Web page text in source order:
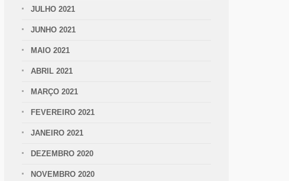
JULHO 2021
JUNHO 2021
MAIO 2021
ABRIL 2021
MARÇO 2021
FEVEREIRO 2021
JANEIRO 2021
DEZEMBRO 2020
NOVEMBRO 2020